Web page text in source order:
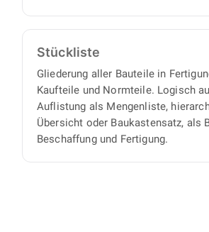
Stückliste
Gliederung aller Bauteile in
Kaufteile und Normteile. Logisch
Auflistung als Mengenliste,
Übersicht oder Baukastensatz, als
Beschaffung und Fertigung.